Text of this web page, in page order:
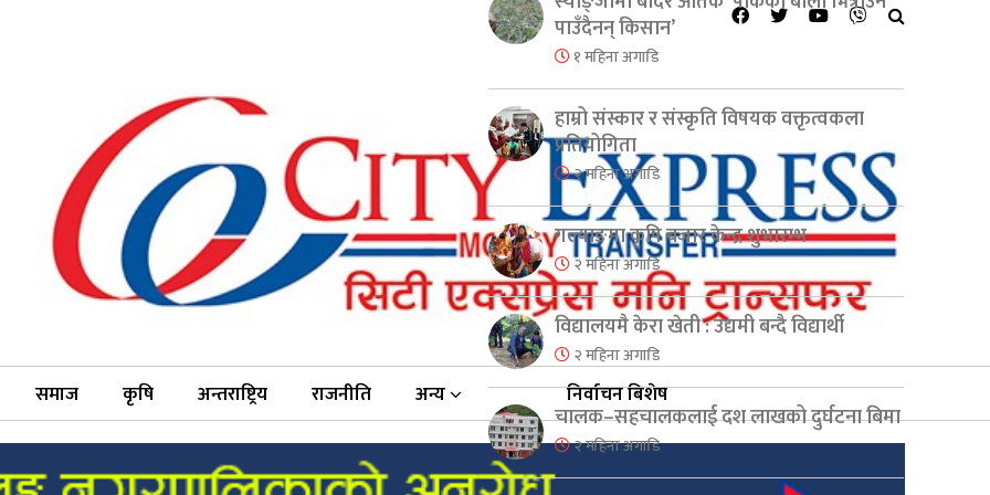
समाज कृषि अन्तराष्ट्रिय राजनीति अन्य निर्वाचन बिशेष
पाउँदैनन् किसान’
१ महिना अगाडि
हाम्रो संस्कार र संस्कृति विषयक वक्तृत्वकला
प्रतियोगिता
२ महिना अगाडि
गल्याङमा कृषि बजार केन्द्र शुभारम्भ
२ महिना अगाडि
विद्यालयमै केरा खेती : उद्यमी बन्दै विद्यार्थी
२ महिना अगाडि
चालक–सहचालकलाई दश लाखको दुर्घटना बिमा
२ महिना अगाडि